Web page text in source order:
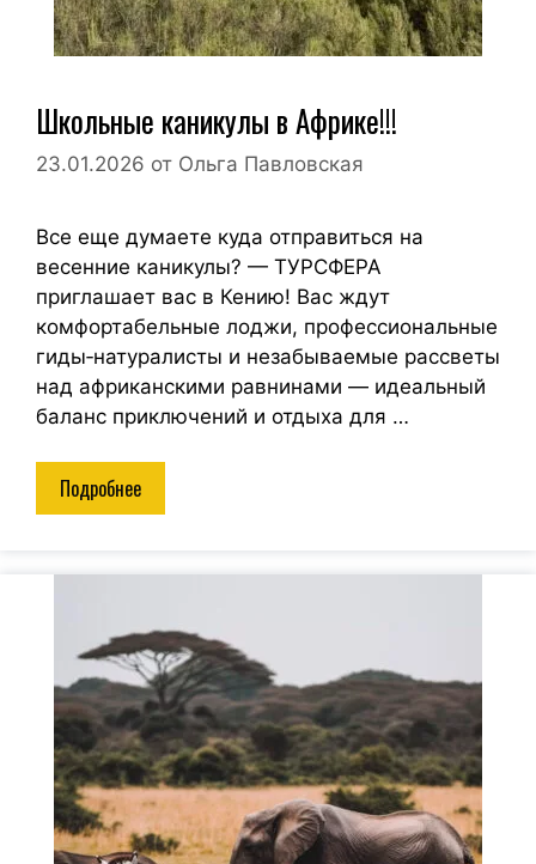
Школьные каникулы в Африке!!!
23.01.2026 от Ольга Павловская
Все еще думаете куда отправиться на
весенние каникулы? — ТУРСФЕРА
приглашает вас в Кению! Вас ждут
комфортабельные лоджи, профессиональные
гиды‑натуралисты и незабываемые рассветы
над африканскими равнинами — идеальный
баланс приключений и отдыха для …
Подробнее